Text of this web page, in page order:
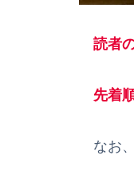
読者
先着
なお、